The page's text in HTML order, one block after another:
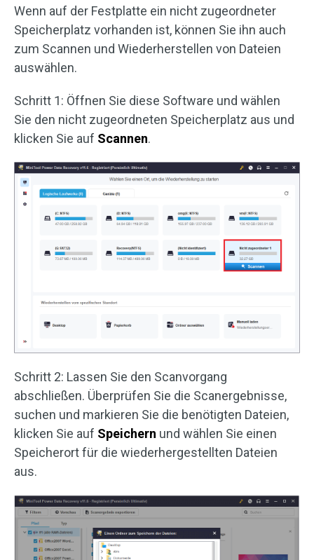
Wenn auf der Festplatte ein nicht zugeordneter
Speicherplatz vorhanden ist, können Sie ihn auch
zum Scannen und Wiederherstellen von Dateien
auswählen.
Schritt 1: Öffnen Sie diese Software und wählen
Sie den nicht zugeordneten Speicherplatz aus und
klicken Sie auf Scannen.
Schritt 2: Lassen Sie den Scanvorgang
abschließen. Überprüfen Sie die Scanergebnisse,
suchen und markieren Sie die benötigten Dateien,
klicken Sie auf Speichern und wählen Sie einen
Speicherort für die wiederhergestellten Dateien
aus.